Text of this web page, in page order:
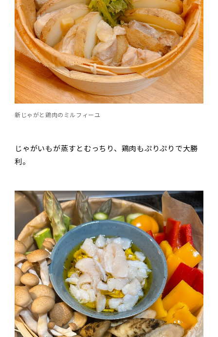
新じゃがと鶏肉のミルフィーユ
じゃがいもが蒸すとむっちり、鶏肉もぷりぷりで大勝
利。